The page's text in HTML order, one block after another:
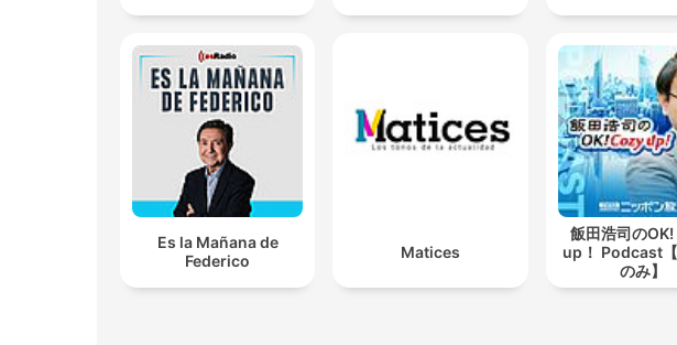
Es la Mañana de
Federico
Matices
飯田浩司の
up！ Podcast
のみ】